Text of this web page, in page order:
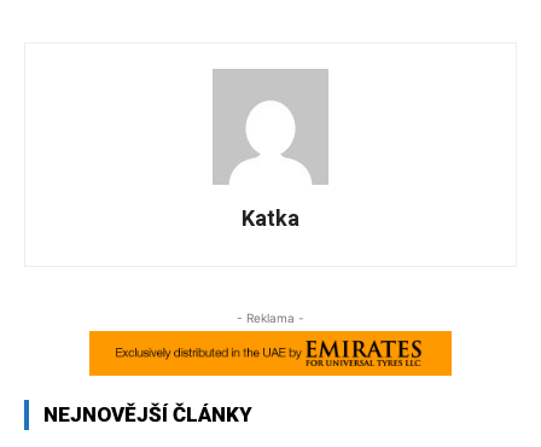
Katka
- Reklama -
NEJNOVĚJŠÍ ČLÁNKY